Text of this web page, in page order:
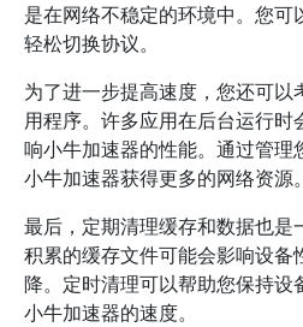
是在网络不稳定的环境中。您可
轻松切换协议。
为了进一步提高速度，您还可
用程序。许多应用在后台运行
响小牛加速器的性能。通过管理
小牛加速器获得更多的网络资源。
最后，定期清理缓存和数据也是
积累的缓存文件可能会影响设备
降。定时清理可以帮助您保持设
小牛加速器的速度。